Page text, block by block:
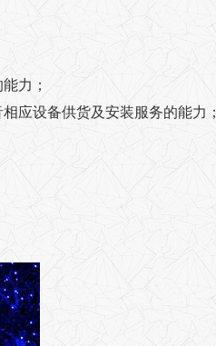
力；
应设备供货及安装服务的能力；